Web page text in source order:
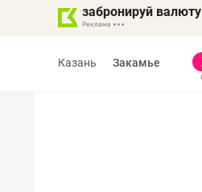
забронируй валюту
Казань Закамье